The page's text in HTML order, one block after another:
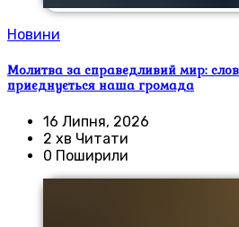
Новини
Молитва за справедливий мир:
приєднується наша громада
16 Липня, 2026
2 хв Читати
0 Поширили